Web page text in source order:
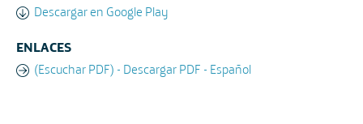
Descargar en Google Play
ENLACES
(Escuchar PDF) - Descargar PDF - Español